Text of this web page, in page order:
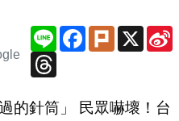
Line Facebook
PlurkX
Threads
的針筒」 民眾嚇壞！台